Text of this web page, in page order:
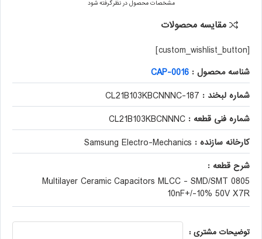
مشخصات محصول در نظر گرفته شود
مقایسه محصولات
[custom_wishlist_button]
شناسه محصول : CAP-0016
شماره لبخند : 187-CL21B103KBCNNNC
شماره فنی قطعه : CL21B103KBCNNNC
کارخانه سازنده : Samsung Electro-Mechanics
شرح قطعه :
Multilayer Ceramic Capacitors MLCC - SMD/SMT 0805
10nF+/-10% 50V X7R
توضیحات مشتری :